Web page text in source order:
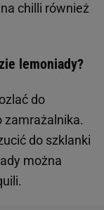
chilli również
lemoniady?
do
zamrażalnika.
do szklanki
można